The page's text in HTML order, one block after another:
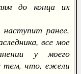
до конца их
ранее,
все мое
у моего
тем, что, ежели